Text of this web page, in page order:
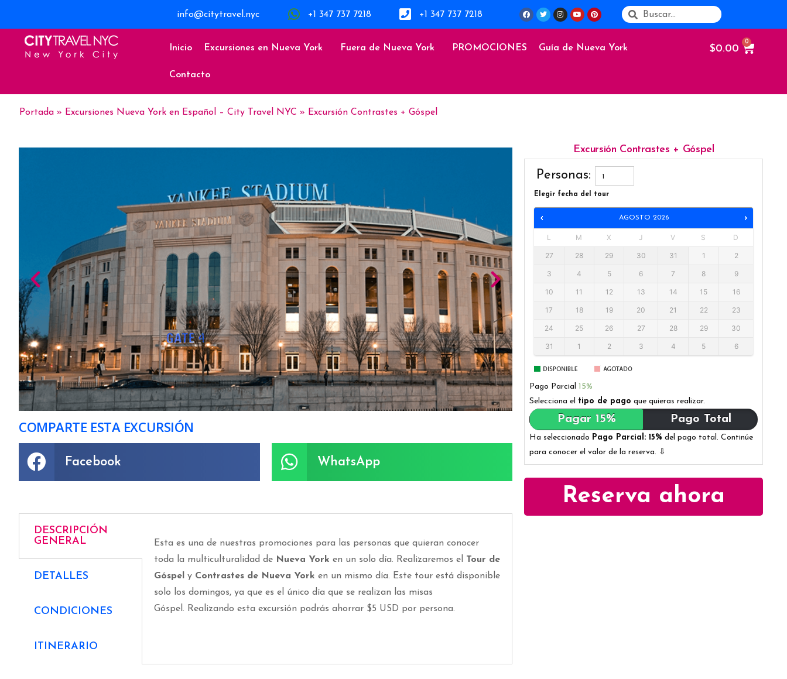
info@citytravel.nyc +1 347 737 7218 +1 347 737 7218
Inicio Excursiones en Nueva York Fuera de Nueva York PROMOCIONES Guía de Nueva York
Contacto
$0.00
Portada » Excursiones Nueva York en Español – City Travel NYC » Excursión Contrastes + Góspel
COMPARTE ESTA EXCURSIÓN
Facebook WhatsApp
DESCRIPCIÓN
GENERAL
DETALLES
CONDICIONES
ITINERARIO
Esta es una de nuestras promociones para las personas que quieran conocer
toda la multiculturalidad de Nueva York en un solo día. Realizaremos el Tour de
Góspel y Contrastes de Nueva York en un mismo día. Este tour está disponible
solo los domingos, ya que es el único día que se realizan las misas
Góspel. Realizando esta excursión podrás ahorrar $5 USD por persona.
Excursión Contrastes + Góspel
Personas:
Elegir fecha del tour
AGOSTO 2026
L M X J V S D
27 28 29 30 31 1 2
3 4 5 6 7 8 9
10 11 12 13 14 15 16
17 18 19 20 21 22 23
24 25 26 27 28 29 30
31 1 2 3 4 5 6
Pago Parcial 15%
Selecciona el tipo de pago que quieras realizar.
Pagar 15% Pago Total
Ha seleccionado Pago Parcial: 15% del pago total. Continúe
para conocer el valor de la reserva. ⇩
Reserva ahora